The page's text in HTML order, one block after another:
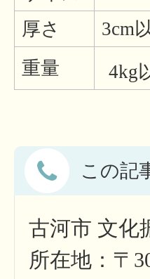
厚さ
3cm
重量
4kg
この記
古河市 文化
所在地：〒